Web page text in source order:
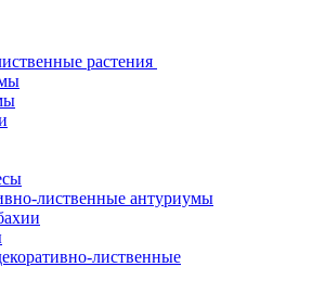
растения
лиственные антуриумы
лиственные